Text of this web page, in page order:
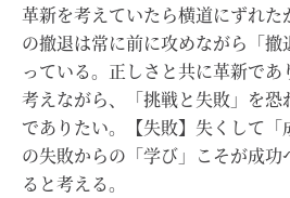
革新を考えていたら横道にずれた
の撤退は常に前に攻めながら「
っている。正しさと共に革新で
考えながら、「挑戦と失敗」を恐
でありたい。【失敗】失くして
の失敗からの「学び」こそが成
ると考える。